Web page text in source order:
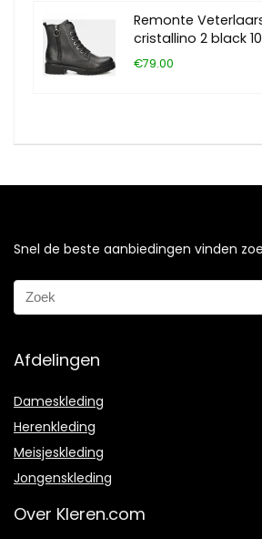
Remonte
cristallino 2 black
€79.00
Snel de beste aanbiedingen vinden
Afdelingen
Dameskleding
Herenkleding
Meisjeskleding
Jongenskleding
Over Kleren.com